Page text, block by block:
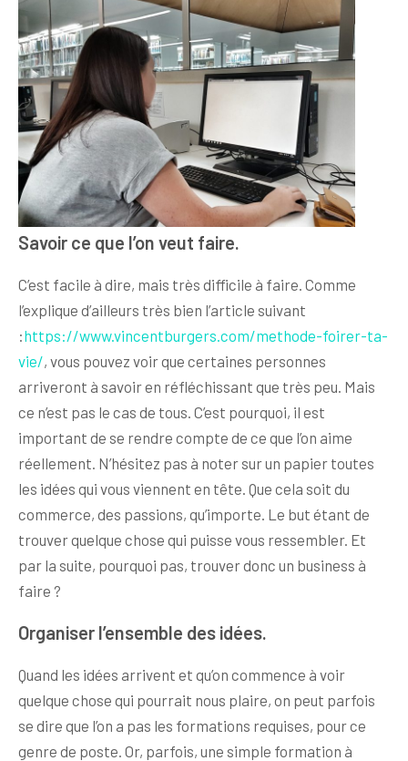
Savoir ce que l’on veut faire.
C’est facile à dire, mais très difficile à faire. Comme
l’explique d’ailleurs très bien l’article suivant
:https://www.vincentburgers.com/methode-foirer-ta-
vie/, vous pouvez voir que certaines personnes
arriveront à savoir en réfléchissant que très peu. Mais
ce n’est pas le cas de tous. C’est pourquoi, il est
important de se rendre compte de ce que l’on aime
réellement. N’hésitez pas à noter sur un papier toutes
les idées qui vous viennent en tête. Que cela soit du
commerce, des passions, qu’importe. Le but étant de
trouver quelque chose qui puisse vous ressembler. Et
par la suite, pourquoi pas, trouver donc un business à
faire ?
Organiser l’ensemble des idées.
Quand les idées arrivent et qu’on commence à voir
quelque chose qui pourrait nous plaire, on peut parfois
se dire que l’on a pas les formations requises, pour ce
genre de poste. Or, parfois, une simple formation à